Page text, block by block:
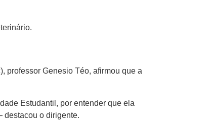
professor Genesio Téo, afirmou que a
Estudantil, por entender que ela
destacou o dirigente.